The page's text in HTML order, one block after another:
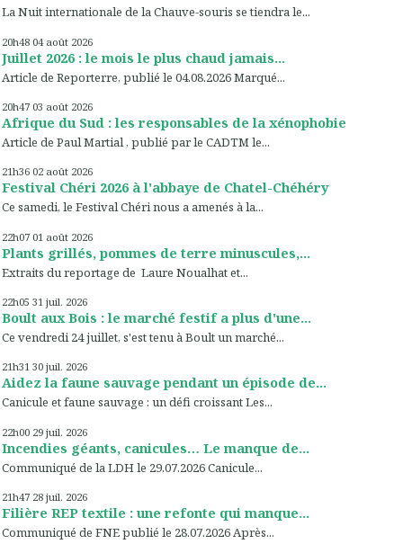
La Nuit internationale de la Chauve-souris se tiendra le...
20h48 04 août 2026
Juillet 2026 : le mois le plus chaud jamais...
Article de Reporterre, publié le 04.08.2026 Marqué...
20h47 03 août 2026
Afrique du Sud : les responsables de la xénophobie
Article de Paul Martial , publié par le CADTM le...
21h36 02 août 2026
Festival Chéri 2026 à l'abbaye de Chatel-Chéhéry
Ce samedi, le Festival Chéri nous a amenés à la...
22h07 01 août 2026
Plants grillés, pommes de terre minuscules,...
Extraits du reportage de Laure Noualhat et...
22h05 31 juil. 2026
Boult aux Bois : le marché festif a plus d'une...
Ce vendredi 24 juillet, s'est tenu à Boult un marché...
21h31 30 juil. 2026
Aidez la faune sauvage pendant un épisode de...
Canicule et faune sauvage : un défi croissant Les...
22h00 29 juil. 2026
Incendies géants, canicules… Le manque de...
Communiqué de la LDH le 29.07.2026 Canicule...
21h47 28 juil. 2026
Filière REP textile : une refonte qui manque...
Communiqué de FNE publié le 28.07.2026 Après...